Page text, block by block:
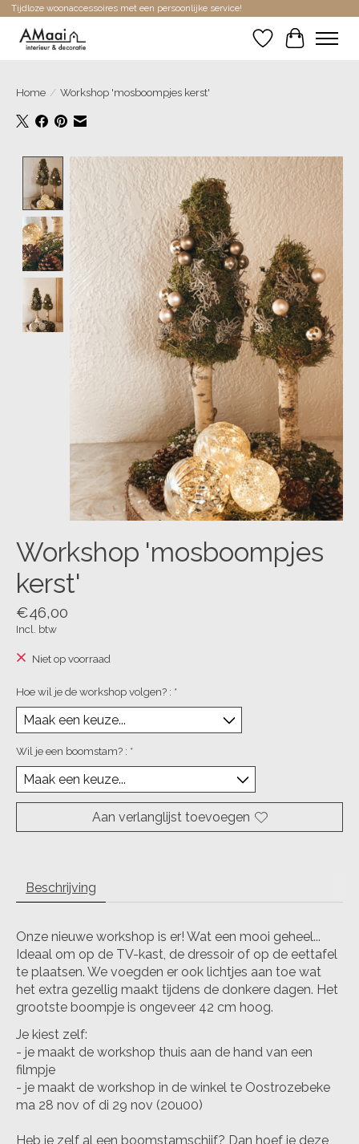
Tijdloze woonaccessoires met een persoonlijke service!
Verlanglijst
Home / Workshop 'mosboompjes kerst'
Product image slideshow Items
Workshop 'mosboompjes
kerst'
€46,00
Incl. btw
Niet op voorraad
Hoe wil je de workshop volgen? : *
Wil je een boomstam? : *
Aan verlanglijst toevoegen
Beschrijving
Onze nieuwe workshop is er! Wat een mooi geheel...
Ideaal om op de TV-kast, de dressoir of op de eettafel
te plaatsen. We voegden er ook lichtjes aan toe wat
het extra gezellig maakt tijdens de donkere dagen. Het
grootste boompje is ongeveer 42 cm hoog.
Je kiest zelf:
- je maakt de workshop thuis aan de hand van een
filmpje
- je maakt de workshop in de winkel te Oostrozebeke
ma 28 nov of di 29 nov (20u00)
Heb je zelf al een boomstamschijf? Dan hoef je deze